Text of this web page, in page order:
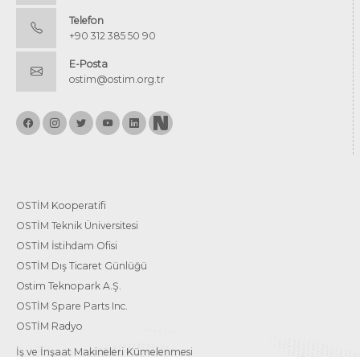
Telefon
+90 312 385 50 90
E-Posta
ostim@ostim.org.tr
OSTİM Kooperatifi
OSTİM Teknik Üniversitesi
OSTİM İstihdam Ofisi
OSTİM Dış Ticaret Günlüğü
Ostim Teknopark A.Ş.
OSTİM Spare Parts Inc.
OSTİM Radyo
İş ve İnşaat Makineleri Kümelenmesi